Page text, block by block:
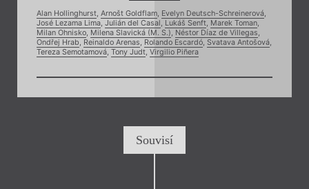
Alan Hollinghurst Arnošt Goldflam Evelyn Deutsch-Schreinerová
José Lezama Lima Julián del Casal Lukáš Senft Marek Toman
Milan Ohnisko Milena Slavická (M. S.) Néstor Díaz de Villegas
Ondřej Hrab
Reinaldo Arenas Rolando Escardó Svatava Antošová
Tereza Semotamová Tony Judt Virgilio Piñera
Souvisí